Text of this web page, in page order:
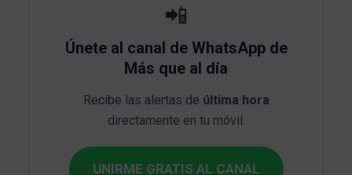
📲
Únete al canal de WhatsApp de
Más que al día
Recibe las alertas de última hora
directamente en tu móvil.
UNIRME GRATIS AL CANAL